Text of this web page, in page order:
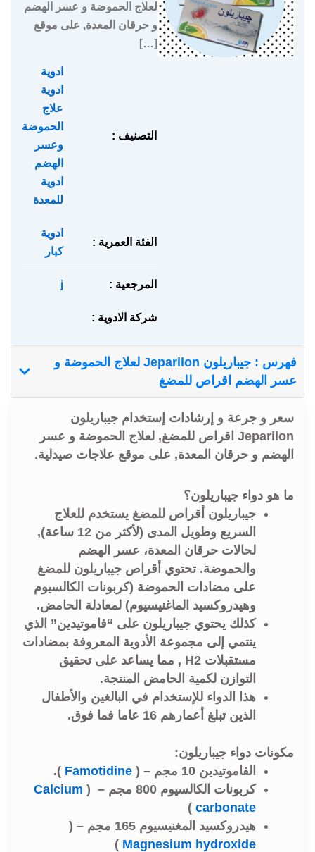
لعلاج الحموضة و عسر الهضم
و حرقان المعدة, على موقع
[…]
التصنيف :
ادوية
ادوية
علاج
الحموضة
وعسر
الهضم
ادوية
للمعدة
الفئة العمرية :
ادوية
كبار
المرجعية : j
شركة الادوية :
فهرس : جيباريلون Jeparilon لعلاج الحموضة و
عسر الهضم اقراص للمضغ
سعر و جرعة و إرشادات إستخدام جيباريلون
Jeparilon اقراص للمضغ, لعلاج الحموضة و عسر
الهضم و حرقان المعدة, على موقع علاجات صيدلية.
ما هو دواء جيباريلون؟
جيباريلون أقراص للمضغ يستخدم للعلاج
السريع وطويل المدى (لأكثر من 12 ساعة),
لحالات حرقان المعدة، عسر الهضم
والحموضة. تحتوي أقراص جيباريلون للمضغ
على مضادات الحموضة (كربونات الكالسيوم
وهيدروكسيد الماغنيسيوم) لمعادلة الحامض.
كذلك يحتوي جيباريلون على “فاموتيدين” الذي
ينتمي إلى مجموعة الأدوية المعروفة بمضادات
مستقبلات H2 , مما يساعد على تحقيق
التوازن لكمية الحامض المنتجة.
هذا الدواء للإستخدام في البالغين والأطفال
الذين تبلغ أعمارهم 16 عاما فما فوق.
مكونات دواء جيباريلون:
الفاموتيدين 10 مجم – (
Famotidine
).
كربونات الكالسيوم 800 مجم – (
Calcium
carbonate
)
هيدروكسيد المغنيسيوم 165 مجم – (
Magnesium hydroxide
)